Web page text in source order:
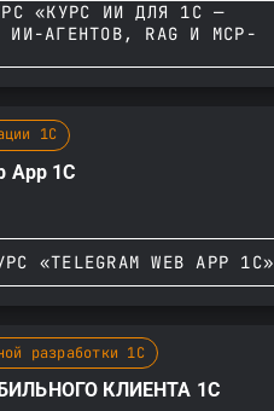
«КУРС ИИ ДЛЯ 1С —
ИИ-АГЕНТОВ, RAG И MCP-
1С
App 1С
«TELEGRAM WEB APP 1С»
разработки 1С
КЛИЕНТА 1С